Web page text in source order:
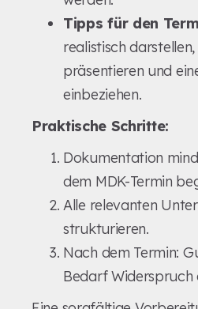
Tipps für den
realistisch
präsentieren und
einbeziehen.
Praktische Schritte:
Dokumentation
dem MDK-Termin
Alle relevanten
strukturieren.
Nach dem Termin:
Bedarf Widerspruch